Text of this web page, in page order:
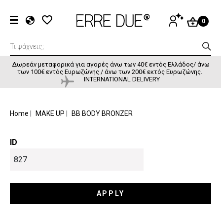
EN
FR
User
ΕΊΣΟΔΟΣ0
Δωρεάν μεταφορικά για αγορές άνω των 40€ εντός Ελλάδος/ άνω
των 100€ εντός Ευρωζώνης / άνω των 200€ εκτός Ευρωζώνης.
INTERNATIONAL DELIVERY
BREADCRUMB
Home MAKE UP BB BODY BRONZER
ID